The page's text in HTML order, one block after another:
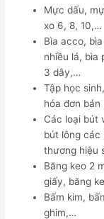
Mực dấu,
xo 6, 8, 10,…
Bìa acco,
nhiều lá, bìa
3 dây,…
Tập học
hóa đơn bán
Các loại bút
bút lông
thương hiệu
Băng keo 2
giấy, băng
Bấm kim,
ghim,…